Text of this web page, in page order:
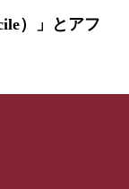
）」とアフ